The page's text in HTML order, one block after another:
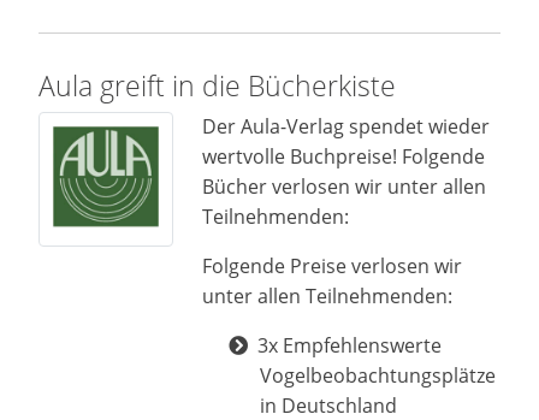
Aula greift in die Bücherkiste
Der Aula-Verlag spendet wieder
wertvolle Buchpreise! Folgende
Bücher verlosen wir unter allen
Teilnehmenden:
Folgende Preise verlosen wir
unter allen Teilnehmenden:
3x Empfehlenswerte
Vogelbeobachtungsplätze
in Deutschland